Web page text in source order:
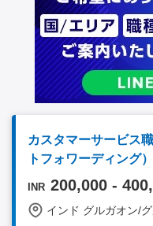
カスタマーサービス
トフォワーディング
INR 200,000 -
インド グルガオン/